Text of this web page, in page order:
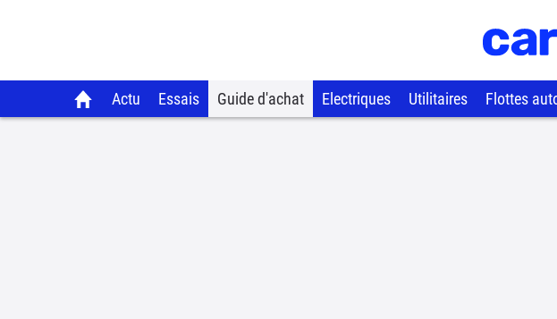
Actu Essais Guide d'achat Electriques Utilitaires Flottes